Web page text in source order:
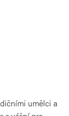
umělci a